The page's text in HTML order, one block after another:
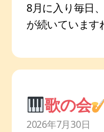
8月に入り毎日
が続いています
歌の会
2026年7月30日